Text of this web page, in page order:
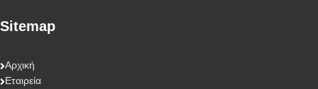
Sitemap
Αρχική
Εταιρεία